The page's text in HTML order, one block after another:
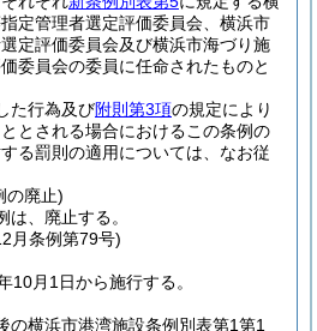
定管理者選定評価委員会、横浜市
定評価委員会及び横浜市海づり施
委員会の委員に任命されたものと
た行為及び附則第3項の規定により
とされる場合におけるこの条例の
る罰則の適用については、なお従
の廃止)
、廃止する。
月条例第79号)
10月1日から施行する。
の横浜市港湾施設条例別表第1第1